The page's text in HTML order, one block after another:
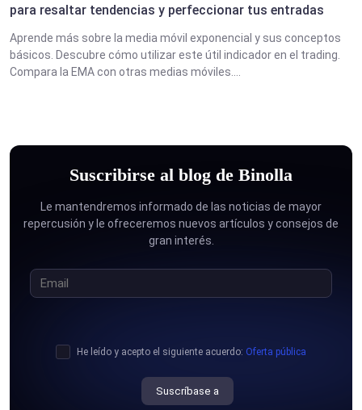
para resaltar tendencias y perfeccionar tus entradas
Aprende más sobre la media móvil exponencial y sus conceptos
básicos. Descubre cómo utilizar este útil indicador en el trading.
Compara la EMA con otras medias móviles....
Suscribirse al blog de Binolla
Le mantendremos informado de las noticias de mayor
repercusión y le ofreceremos nuevos artículos y consejos de
gran interés.
Suscríbase a
He leído y acepto el siguiente acuerdo: Oferta pública